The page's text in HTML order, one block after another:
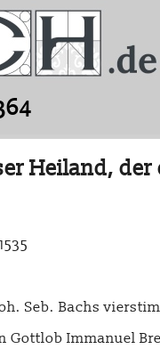
Heiland,
Seb. Bachs
Gottlob Immanuel